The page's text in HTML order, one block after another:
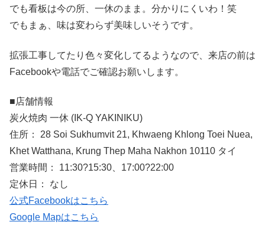
でも看板は今の所、一休のまま。分かりにくいわ！笑
でもまぁ、味は変わらず美味しいそうです。
拡張工事してたり色々変化してるようなので、来店の前は
Facebookや電話でご確認お願いします。
■店舗情報
炭火焼肉 一休 (IK-Q YAKINIKU)
住所： 28 Soi Sukhumvit 21, Khwaeng Khlong Toei Nuea,
Khet Watthana, Krung Thep Maha Nakhon 10110 タイ
営業時間： 11:30?15:30、17:00?22:00
定休日： なし
公式Facebookはこちら
Google Mapはこちら